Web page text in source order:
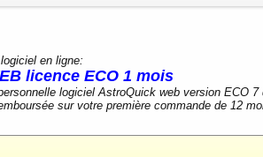
en ligne:
licence ECO 1 mois
logiciel AstroQuick web version ECO 7
sur votre première commande de 12